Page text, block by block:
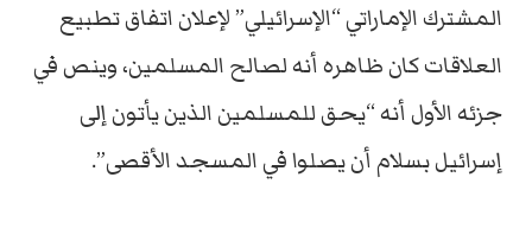
المشترك الإماراتي “الإسرائيلي” لإعلان اتفاق تطبيع
العلاقات كان ظاهره أنه لصالح المسلمين، وينص في
جزئه الأول أنه “يحق للمسلمين الذين يأتون إلى
إسرائيل بسلام أن يصلوا في المسجد الأقصى”.